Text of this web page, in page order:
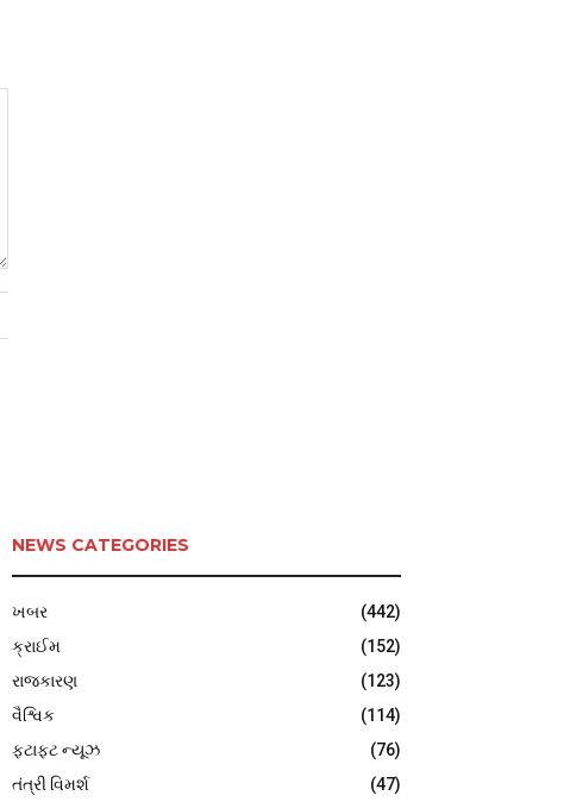
NEWS CATEGORIES
ખબર
(442)
ક્રાઈમ
(152)
રાજકારણ
(123)
વૈશ્વિક
(114)
ફટાફટ ન્યૂઝ
(76)
તંત્રી વિમર્શ
(47)